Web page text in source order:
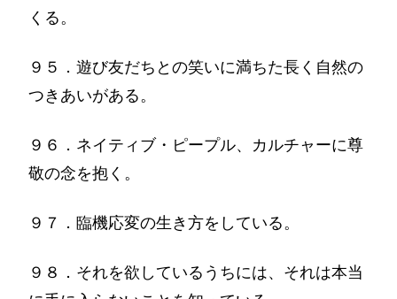
くる。
９５．遊び友だちとの笑いに満ちた長く自然の
つきあいがある。
９６．ネイティブ・ピープル、カルチャーに尊
敬の念を抱く。
９７．臨機応変の生き方をしている。
９８．それを欲しているうちには、それは本当